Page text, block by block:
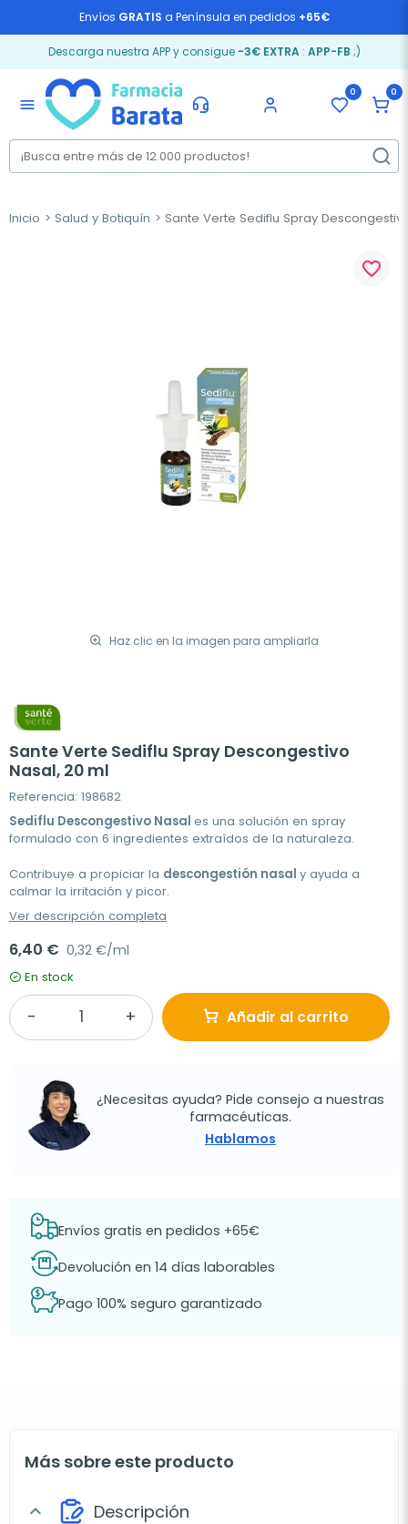
Envíos GRATIS a Península en pedidos +65€
Descarga nuestra APP y consigue -3€ EXTRA: APP-FB ;)
menu
0 0
Inicio Salud y Botiquín Sante Verte Sediflu Spray
Haz clic en la imagen para ampliarla
favorite_border
Sante Verte Sediflu Spray Descongestivo
Nasal, 20 ml
Referencia: 198682
Sediflu Descongestivo Nasal es una solución en spray
formulado con 6 ingredientes extraídos de la naturaleza.
Contribuye a propiciar la descongestión nasal y ayuda a
calmar la irritación y picor.
Ver descripción completa
6,40 € 0,32 €/ml
En stock
Añadir al carrito
¿Necesitas ayuda? Pide consejo a nuestras
farmacéuticas.
Hablamos
Envíos gratis en pedidos +65€
Devolución en 14 días laborables
Pago 100% seguro garantizado
Más sobre este producto
expand_more Descripción